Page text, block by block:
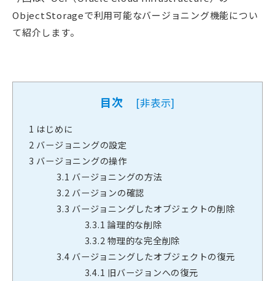
ObjectStorageで利用可能なバージョニング機能につい
て紹介します。
目次 [非表示]
1 はじめに
2 バージョニングの設定
3 バージョニングの操作
3.1 バージョニングの方法
3.2 バージョンの確認
3.3 バージョニングしたオブジェクトの削除
3.3.1 論理的な削除
3.3.2物理的な完全削除
3.4 バージョニングしたオブジェクトの復元
3.4.1 旧バージョンへの復元